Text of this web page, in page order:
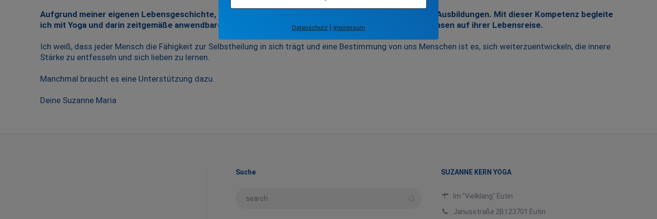
Aufgrund meiner eigenen Lebensgeschichte, auf der Suche nach Heilung habe ich viele ganzheitliche Ausbildungen. Mit dieser Kompetenz begleite
ich mit Yoga und darin zeitgemäße anwendbare Weisheit integriert, Menschen in unterschiedlichen Phasen auf ihrer Lebensreise.
Ich weiß, dass jeder Mensch die Fähigkeit zur Selbstheilung in sich trägt und eine Bestimmung von uns Menschen ist es, sich weiterzuentwickeln, die innere
Stärke zu entfesseln und sich lieben zu lernen.
Manchmal braucht es eine Unterstützung dazu.
Deine Suzanne Maria
Suche SUZANNE KERN YOGA
Im "Vielklang" Eutin
Janusstraße 2B | 23701 Eutin
Datenschutz | Impressum